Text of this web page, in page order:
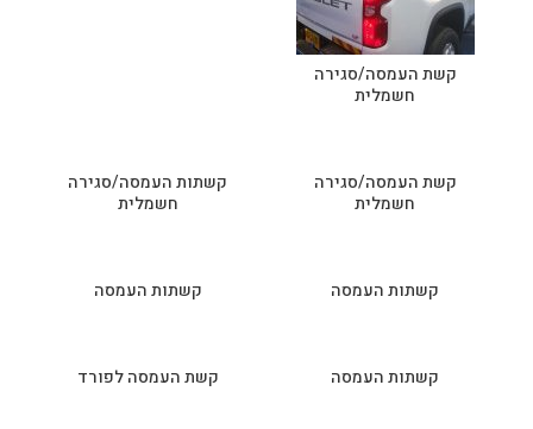
קשת העמסה/סגירה
חשמלית
קשת העמסה/סגירה
חשמלית
קשתות העמסה/סגירה
חשמלית
קשתות העמסה קשתות העמסה
קשתות העמסה קשת העמסה לפורד